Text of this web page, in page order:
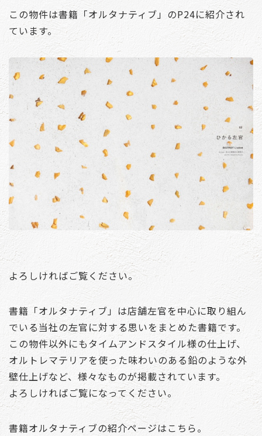
この物件は書籍「オルタナティブ」のP24に紹介され
ています。
よろしければご覧ください。
書籍「オルタナティブ」は店舗左官を中心に取り組ん
でいる当社の左官に対する思いをまとめた書籍です。
この物件以外にもタイムアンドスタイル様の仕上げ、
オルトレマテリアを使った味わいのある鉛のような外
壁仕上げなど、様々なものが掲載されています。
よろしければご覧になってください。
書籍オルタナティブの紹介ページはこちら。